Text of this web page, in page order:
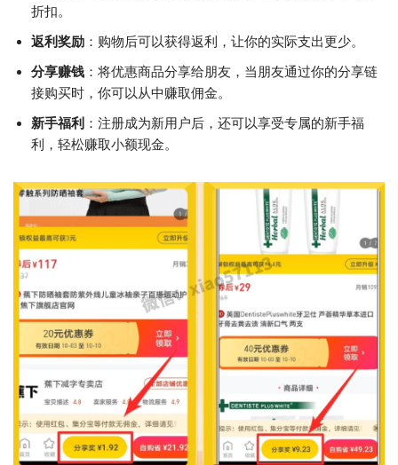
折扣。
返利奖励 ：购物后可以获得返利，让你的实际支出更少。
分享赚钱 ：将优惠商品分享给朋友，当朋友通过你的分享链
接购买时，你可以从中赚取佣金。
新手福利 ：注册成为新用户后，还可以享受专属的新手福
利，轻松赚取小额现金。